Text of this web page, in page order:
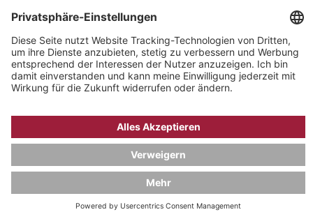
Youtube
Bachmann & Scher GmbH / Watchandco GmbH
IMPRESSUM
AGB & WIDERRUF
COOKIE-EINSTELLUNGEN